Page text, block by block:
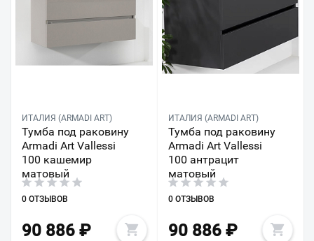
ИТАЛИЯ (ARMADI ART)
Тумба под раковину
Armadi Art Vallessi
100 кашемир
матовый
0 ОТЗЫВОВ
90 886 ₽
ИТАЛИЯ (ARMADI ART)
Тумба под раковину
Armadi Art Vallessi
100 антрацит
матовый
0 ОТЗЫВОВ
90 886₽